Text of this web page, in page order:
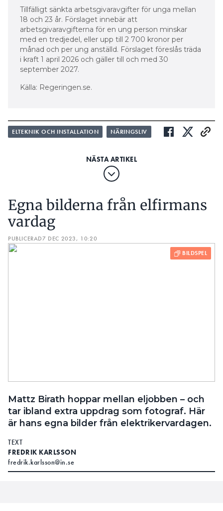
Tillfälligt sänkta arbetsgivaravgifter för unga mellan
18 och 23 år. Förslaget innebär att
arbetsgivaravgifterna för en ung person minskar
med en tredjedel, eller upp till 2 700 kronor per
månad och per ung anställd. Förslaget föreslås träda
i kraft 1 april 2026 och gäller till och med 30
september 2027.
Källa: Regeringen.se.
ELTEKNIK OCH INSTALLATION NÄRINGSLIV
Egna bilderna från elfirmans
vardag
PUBLICERAD7 DEC 2023, 10:20
Mattz Birath hoppar mellan eljobben – och
tar ibland extra uppdrag som fotograf. Här
är hans egna bilder från elektrikervardagen.
TEXT
FREDRIK KARLSSON
fredrik.karlsson@in.se